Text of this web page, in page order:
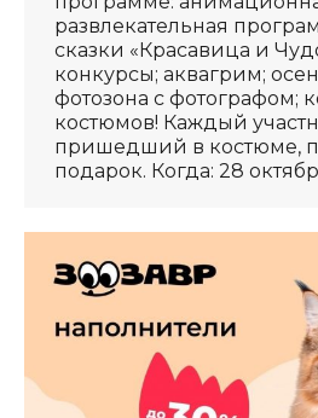
развлекательная
сказки «Красавица и
конкурсы; аквагрим;
фотозона с фотографом;
костюмов! Каждый
пришедший в костюме,
подарок. Когда: 28